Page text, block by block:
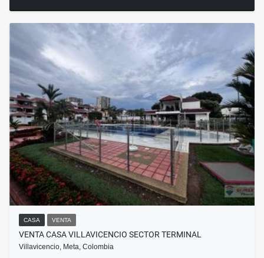
CASA VENTA
VENTA CASA VILLAVICENCIO SECTOR TERMINAL
Villavicencio, Meta, Colombia